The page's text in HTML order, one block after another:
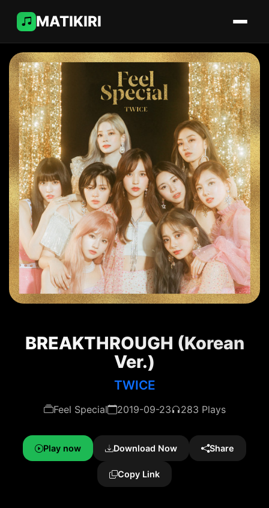
MATIKIRI
BREAKTHROUGH (Korean
Ver.)
TWICE
Feel Special 2019-09-23 283 Plays
Play now Download Now Share
Copy Link